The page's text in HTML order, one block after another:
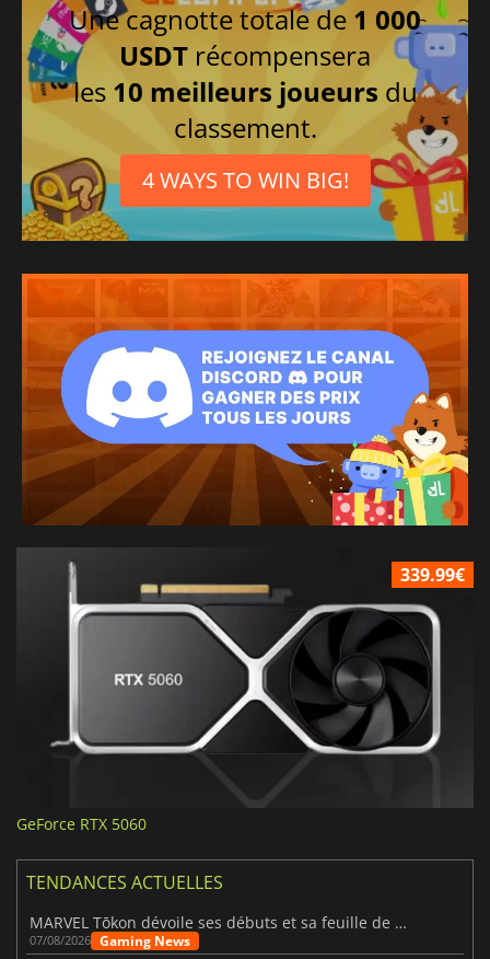
Une cagnotte totale de 1 000
USDT récompensera
les 10 meilleurs joueurs du
classement.
4 WAYS TO WIN BIG!
339.99€
GeForce RTX 5060
TENDANCES ACTUELLES
MARVEL Tōkon dévoile ses débuts et sa feuille de route
07/08/2026 Gaming News